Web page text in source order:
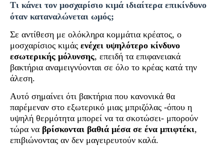
Τι κάνει τον μοσχαρίσιο κιμά ιδιαίτερα επικίνδυνο
όταν καταναλώνεται ωμός;
Σε αντίθεση με ολόκληρα κομμάτια κρέατος, ο
μοσχαρίσιος κιμάς ενέχει υψηλότερο κίνδυνο
εσωτερικής μόλυνσης, επειδή τα επιφανειακά
βακτήρια αναμειγνύονται σε όλο το κρέας κατά την
άλεση.
Αυτό σημαίνει ότι βακτήρια που κανονικά θα
παρέμεναν στο εξωτερικό μιας μπριζόλας -όπου η
υψηλή θερμότητα μπορεί να τα σκοτώσει- μπορούν
τώρα να βρίσκονται βαθιά μέσα σε ένα μπιφτέκι,
επιβιώνοντας αν δεν μαγειρευτούν καλά.